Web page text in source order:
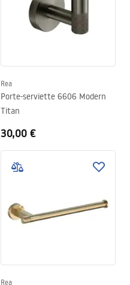
Rea
Porte-serviette 6606 Modern
Titan
30,00 €
Rea